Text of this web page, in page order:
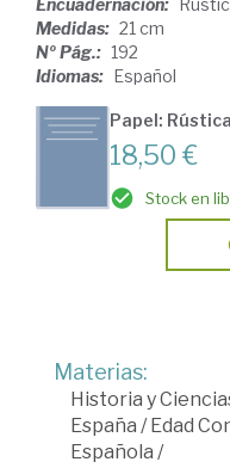
Encuadernación:
Medidas: 21 cm
Nº Pág.: 192
Idiomas: Español
Papel: Rústica
18,50 €
Stock en
Materias:
Historia y
España / Edad
Española /